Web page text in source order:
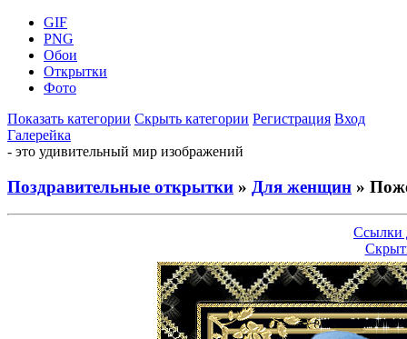
GIF
PNG
Обои
Открытки
Фото
Показать категории Скрыть категории Регистрация Вход
Галерейка
- это удивительный мир изображений
Поздравительные открытки » Для женщин »
Ссылки